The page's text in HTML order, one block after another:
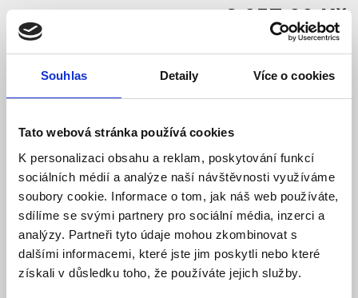
Souhlas Detaily Více o cookies
Tato webová stránka používá cookies
K personalizaci obsahu a reklam, poskytování funkcí
sociálních médií a analýze naší návštěvnosti využíváme
soubory cookie. Informace o tom, jak náš web používáte,
sdílíme se svými partnery pro sociální média, inzerci a
analýzy. Partneři tyto údaje mohou zkombinovat s
dalšími informacemi, které jste jim poskytli nebo které
získali v důsledku toho, že používáte jejich služby.
2 057,00 Kč
Vaše cena včetně DPH:
2 489 Kč
Množství
Do košíku
Popis